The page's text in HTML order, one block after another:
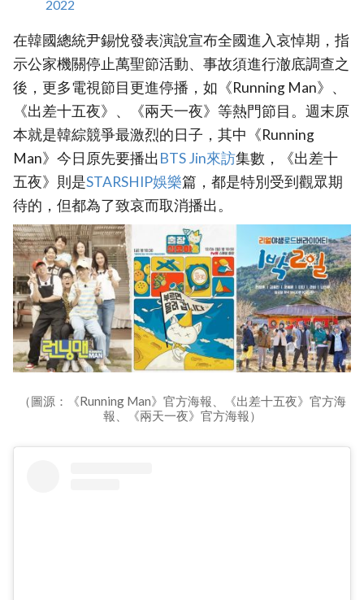
2022
在韓國總統尹錫悅發表演說宣布全國進入哀悼期，指
示公家機關停止萬聖節活動、事故須進行澈底調查之
後，更多電視節目更進停播，如《Running Man》、
《出差十五夜》、《兩天一夜》等熱門節目。週末原
本就是韓綜競爭最激烈的日子，其中《Running
Man》今日原先要播出BTS Jin來訪集數，《出差十
五夜》則是‎STARSHIP娛樂‎篇，都是特別受到觀眾期
待的，但都為了致哀而取消播出。
（圖源：《Running Man》官方海報、《出差十五夜》官方海
報、《兩天一夜》官方海報）